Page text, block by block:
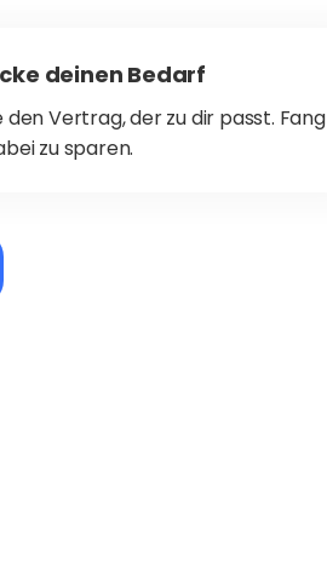
deinen Bedarf
den Vertrag, der zu dir passt. Fang
zu sparen.